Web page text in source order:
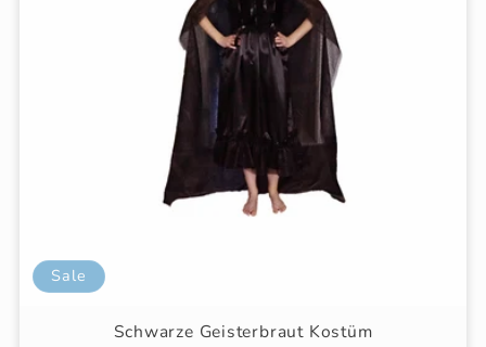
Sale
Schwarze Geisterbraut Kostüm